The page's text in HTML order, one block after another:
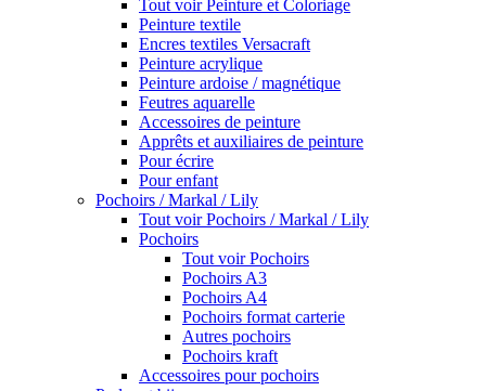
Tout voir Peinture et Coloriage
Peinture textile
Encres textiles Versacraft
Peinture acrylique
Peinture ardoise / magnétique
Feutres aquarelle
Accessoires de peinture
Apprêts et auxiliaires de peinture
Pour écrire
Pour enfant
Pochoirs / Markal / Lily
Tout voir Pochoirs / Markal / Lily
Pochoirs
Tout voir Pochoirs
Pochoirs A3
Pochoirs A4
Pochoirs format carterie
Autres pochoirs
Pochoirs kraft
Accessoires pour pochoirs